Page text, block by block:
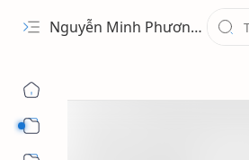
Nguyễn Minh Phương - Blog Chia sẻ Kiến thức Chứng khoán & Tài liệu Toán học